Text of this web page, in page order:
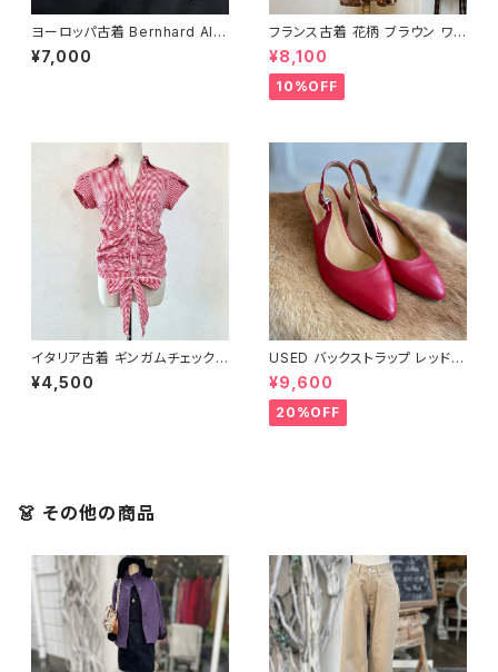
ヨーロッパ古着 Bernhard Alt
mann リボンタイフリルブラウス
¥7,000
フランス古着 花柄 ブラウン ワン
ピース
¥8,100
10%OFF
イタリア古着 ギンガムチェックデ
ザイントップス
¥4,500
USED バックストラップ レッド
パンプス
¥9,600
20%OFF
👗 その他の商品